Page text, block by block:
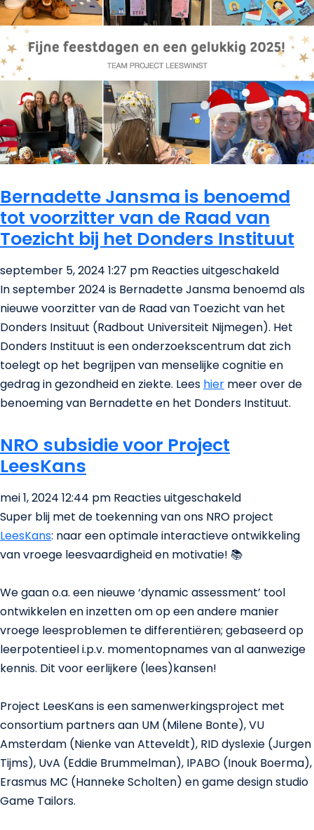
een
2025!
Bernadette Jansma is benoemd
tot voorzitter van de Raad van
Toezicht bij het Donders Instituut
september 5, 2024 1:27 pm Reacties uitgeschakeldvoor
is
tot
van
In september 2024 is Bernadette Jansma benoemd als
nieuwe voorzitter van de Raad van Toezicht van het
Donders Insituut (Radbout Universiteit Nijmegen). Het
Donders Instituut is een onderzoekscentrum dat zich
toelegt op het begrijpen van menselijke cognitie en
gedrag in gezondheid en ziekte. Lees hier meer over de
benoeming van Bernadette en het Donders Instituut.
NRO subsidie voor Project
LeesKans
mei 1, 2024 12:44 pm Reacties uitgeschakeldvoor
NRO
subsidie
voor
LeesKans
Super blij met de toekenning van ons NRO project
LeesKans: naar een optimale interactieve ontwikkeling
van vroege leesvaardigheid en motivatie! 📚
We gaan o.a. een nieuwe ‘dynamic assessment’ tool
ontwikkelen en inzetten om op een andere manier
vroege leesproblemen te differentiëren; gebaseerd op
leerpotentieel i.p.v. momentopnames van al aanwezige
kennis. Dit voor eerlijkere (lees)kansen!
Project LeesKans is een samenwerkingsproject met
consortium partners aan UM (Milene Bonte), VU
Amsterdam (Nienke van Atteveldt), RID dyslexie (Jurgen
Tijms), UvA (Eddie Brummelman), IPABO (Inouk Boerma),
Erasmus MC (Hanneke Scholten) en game design studio
Game Tailors.